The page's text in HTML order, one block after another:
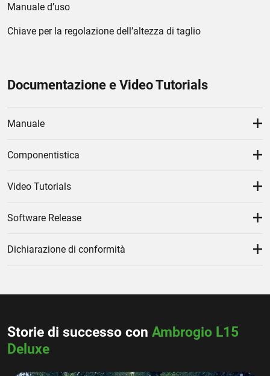
Manuale d’uso
Chiave per la regolazione dell’altezza di taglio
Documentazione e Video Tutorials
Manuale
Componentistica
Video Tutorials
Software Release
Dichiarazione di conformità
Storie di successo con Ambrogio L15
Deluxe